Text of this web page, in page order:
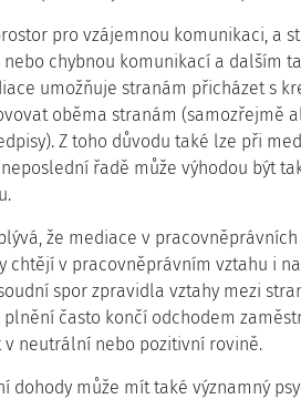
pro vzájemnou komunikaci, a
chybnou komunikací a dalším
umožňuje stranám přicházet s
oběma stranám (samozřejmě
Z toho důvodu také lze při
řadě může výhodou být
že mediace v
chtějí v pracovněprávním vztahu i
spor zpravidla vztahy mezi
často končí odchodem
neutrální nebo pozitivní rovině.
dohody může mít také významný